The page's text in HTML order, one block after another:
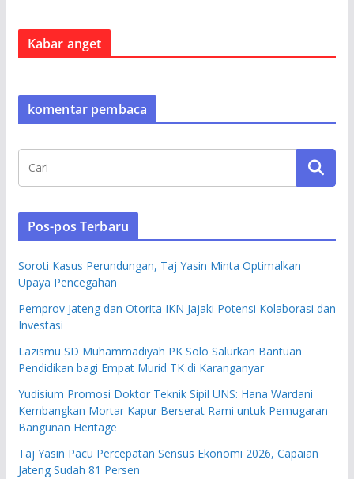
Kabar anget
komentar pembaca
Pos-pos Terbaru
Soroti Kasus Perundungan, Taj Yasin Minta Optimalkan
Upaya Pencegahan
Pemprov Jateng dan Otorita IKN Jajaki Potensi Kolaborasi dan
Investasi
Lazismu SD Muhammadiyah PK Solo Salurkan Bantuan
Pendidikan bagi Empat Murid TK di Karanganyar
Yudisium Promosi Doktor Teknik Sipil UNS: Hana Wardani
Kembangkan Mortar Kapur Berserat Rami untuk Pemugaran
Bangunan Heritage
Taj Yasin Pacu Percepatan Sensus Ekonomi 2026, Capaian
Jateng Sudah 81 Persen